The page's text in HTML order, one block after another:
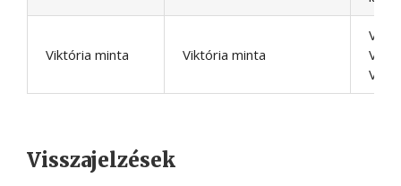
Viktória minta Viktória minta
Visszajelzések